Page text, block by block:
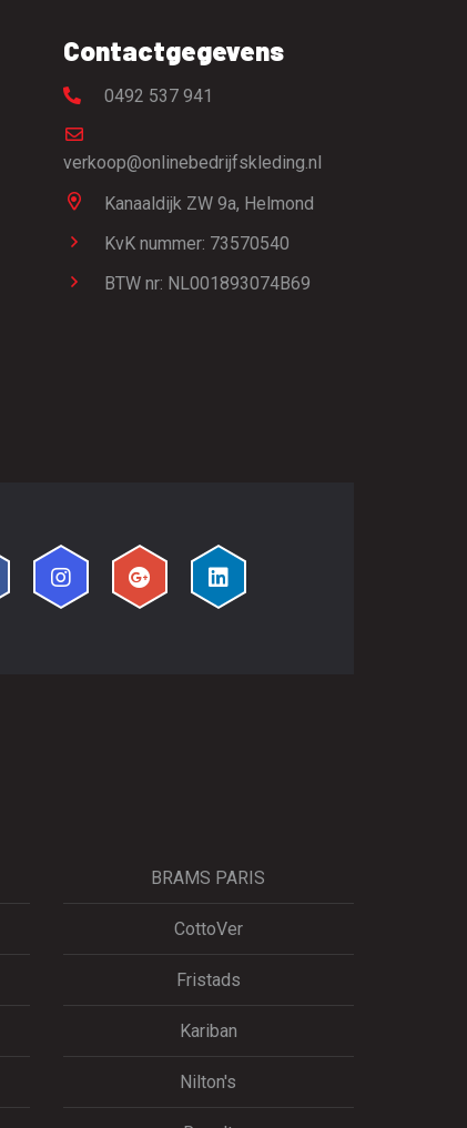
Contactgegevens
0492 537 941
verkoop@onlinebedrijfskleding.nl
Kanaaldijk ZW 9a, Helmond
KvK nummer: 73570540
BTW nr: NL001893074B69
BRAMS PARIS
CottoVer
Fristads
Kariban
Nilton's